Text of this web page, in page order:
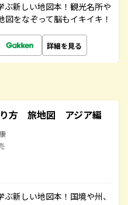
ぶ新しい地図本！観光名所や
をなぞって脳もイキイキ！
詳細を見る
り方 旅地図 アジア編
新しい地図本！国境や州、